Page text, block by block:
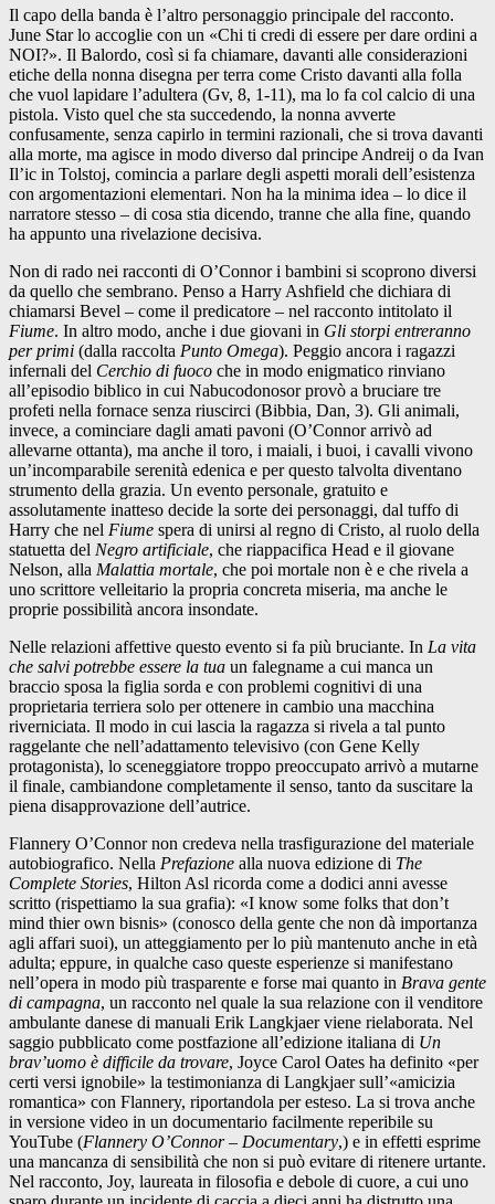
Il capo della banda è l’altro personaggio principale del racconto.
June Star lo accoglie con un «Chi ti credi di essere per dare ordini a
NOI?». Il Balordo, così si fa chiamare, davanti alle considerazioni
etiche della nonna disegna per terra come Cristo davanti alla folla
che vuol lapidare l’adultera (Gv, 8, 1-11), ma lo fa col calcio di una
pistola. Visto quel che sta succedendo, la nonna avverte
confusamente, senza capirlo in termini razionali, che si trova davanti
alla morte, ma agisce in modo diverso dal principe Andreij o da Ivan
Il’ic in Tolstoj, comincia a parlare degli aspetti morali dell’esistenza
con argomentazioni elementari. Non ha la minima idea – lo dice il
narratore stesso – di cosa stia dicendo, tranne che alla fine, quando
ha appunto una rivelazione decisiva.
Non di rado nei racconti di O’Connor i bambini si scoprono diversi
da quello che sembrano. Penso a Harry Ashfield che dichiara di
chiamarsi Bevel – come il predicatore – nel racconto intitolato il
Fiume. In altro modo, anche i due giovani in Gli storpi entreranno
per primi (dalla raccolta Punto Omega). Peggio ancora i ragazzi
infernali del Cerchio di fuoco che in modo enigmatico rinviano
all’episodio biblico in cui Nabucodonosor provò a bruciare tre
profeti nella fornace senza riuscirci (Bibbia, Dan, 3). Gli animali,
invece, a cominciare dagli amati pavoni (O’Connor arrivò ad
allevarne ottanta), ma anche il toro, i maiali, i buoi, i cavalli vivono
un’incomparabile serenità edenica e per questo talvolta diventano
strumento della grazia. Un evento personale, gratuito e
assolutamente inatteso decide la sorte dei personaggi, dal tuffo di
Harry che nel Fiume spera di unirsi al regno di Cristo, al ruolo della
statuetta del Negro artificiale, che riappacifica Head e il giovane
Nelson, alla Malattia mortale, che poi mortale non è e che rivela a
uno scrittore velleitario la propria concreta miseria, ma anche le
proprie possibilità ancora insondate.
Nelle relazioni affettive questo evento si fa più bruciante. In La vita
che salvi potrebbe essere la tua un falegname a cui manca un
braccio sposa la figlia sorda e con problemi cognitivi di una
proprietaria terriera solo per ottenere in cambio una macchina
riverniciata. Il modo in cui lascia la ragazza si rivela a tal punto
raggelante che nell’adattamento televisivo (con Gene Kelly
protagonista), lo sceneggiatore troppo preoccupato arrivò a mutarne
il finale, cambiandone completamente il senso, tanto da suscitare la
piena disapprovazione dell’autrice.
Flannery O’Connor non credeva nella trasfigurazione del materiale
autobiografico. Nella Prefazione alla nuova edizione di The
Complete Stories, Hilton Asl ricorda come a dodici anni avesse
scritto (rispettiamo la sua grafia): «I know some folks that don’t
mind thier own bisnis» (conosco della gente che non dà importanza
agli affari suoi), un atteggiamento per lo più mantenuto anche in età
adulta; eppure, in qualche caso queste esperienze si manifestano
nell’opera in modo più trasparente e forse mai quanto in Brava gente
di campagna, un racconto nel quale la sua relazione con il venditore
ambulante danese di manuali Erik Langkjaer viene rielaborata. Nel
saggio pubblicato come postfazione all’edizione italiana di Un
brav’uomo è difficile da trovare, Joyce Carol Oates ha definito «per
certi versi ignobile» la testimonianza di Langkjaer sull’«amicizia
romantica» con Flannery, riportandola per esteso. La si trova anche
in versione video in un documentario facilmente reperibile su
YouTube (Flannery O’Connor – Documentary,) e in effetti esprime
una mancanza di sensibilità che non si può evitare di ritenere urtante.
Nel racconto, Joy, laureata in filosofia e debole di cuore, a cui uno